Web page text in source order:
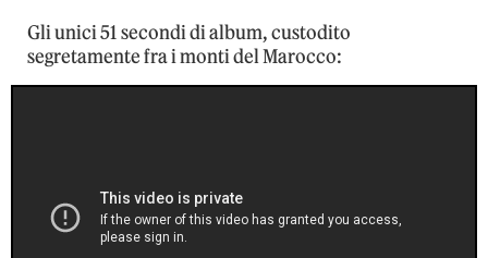
Gli unici 51 secondi di album, custodito
segretamente fra i monti del Marocco: